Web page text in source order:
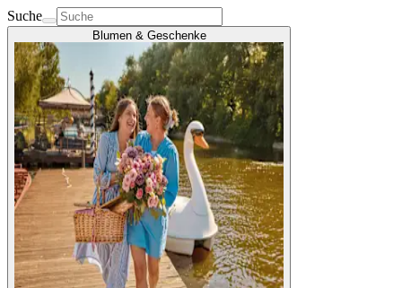
Suche
Blumen & Geschenke